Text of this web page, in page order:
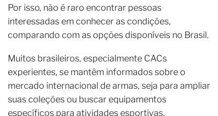
Por isso, não é raro encontrar pessoas
interessadas em conhecer as condições,
comparando com as opções disponíveis no Brasil.
Muitos brasileiros, especialmente CACs
experientes, se mantêm informados sobre o
mercado internacional de armas, seja para ampliar
suas coleções ou buscar equipamentos
específicos para atividades esportivas.